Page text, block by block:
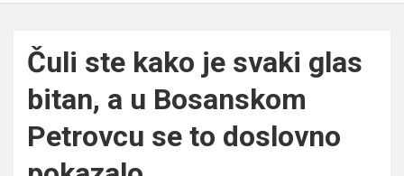
Čuli ste kako je svaki glas
bitan, a u Bosanskom
Petrovcu se to doslovno